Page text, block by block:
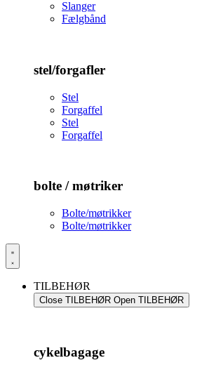
Slanger
Fælgbånd
stel/forgafler
Stel
Forgaffel
Stel
Forgaffel
bolte / møtriker
Bolte/møtrikker
Bolte/møtrikker
TILBEHØR
Close TILBEHØR Open TILBEHØR
cykelbagage